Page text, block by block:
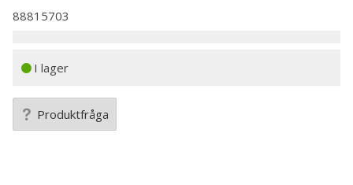
88815703
I lager
Produktfråga